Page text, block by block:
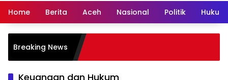
Home Berita Aceh Nasional Politik
Breaking News
Keuangan dan Hukum